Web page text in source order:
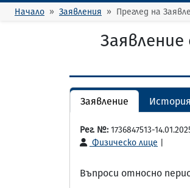
Начало Заявления Преглед на
Заявление История
Рег. №: 1736847513-
Физическо лице
Въпроси относно